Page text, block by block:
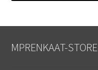
MPRENKAAT-STORE